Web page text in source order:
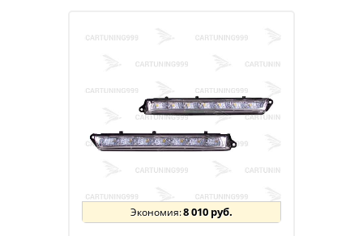
8 010 руб.